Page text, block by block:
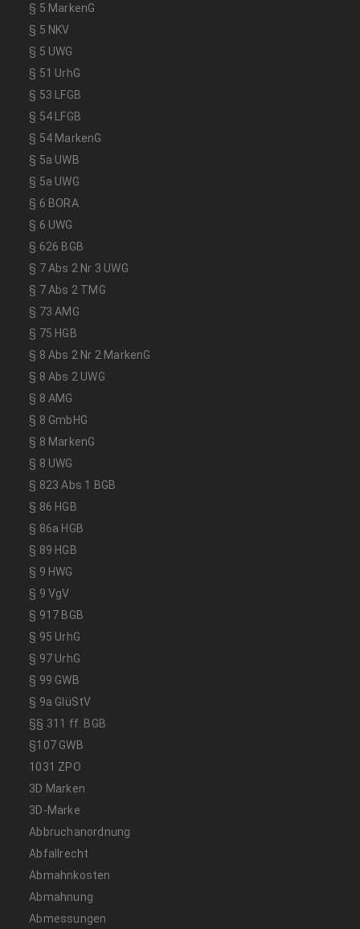
§ 5 MarkenG
§ 5 NKV
§ 5 UWG
§ 51 UrhG
§ 53 LFGB
§ 54 LFGB
§ 54 MarkenG
§ 5a UWB
§ 5a UWG
§ 6 BORA
§ 6 UWG
§ 626 BGB
§ 7 Abs 2 Nr 3 UWG
§ 7 Abs 2 TMG
§ 73 AMG
§ 75 HGB
§ 8 Abs 2 Nr 2 MarkenG
§ 8 Abs 2 UWG
§ 8 AMG
§ 8 GmbHG
§ 8 MarkenG
§ 8 UWG
§ 823 Abs 1 BGB
§ 86 HGB
§ 86a HGB
§ 89 HGB
§ 9 HWG
§ 9 VgV
§ 917 BGB
§ 95 UrhG
§ 97 UrhG
§ 99 GWB
§ 9a GlüStV
§§ 311 ff. BGB
§107 GWB
1031 ZPO
3D Marken
3D-Marke
Abbruchanordnung
Abfallrecht
Abmahnkosten
Abmahnung
Abmessungen